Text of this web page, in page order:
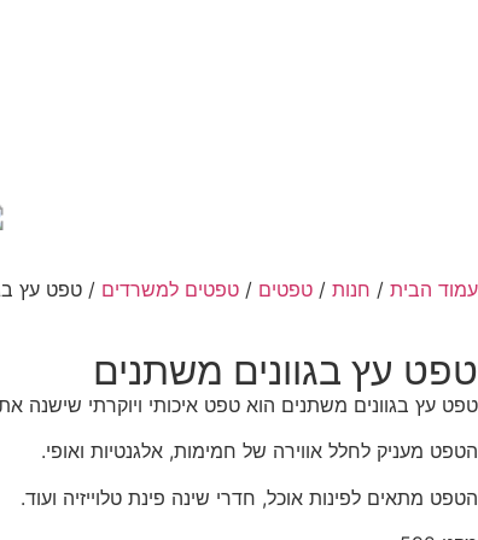
עמוד הבית / חנות / טפטים / טפטים למשרדים / טפט עץ
טפט עץ בגוונים משתנים
טפט עץ בגוונים משתנים הוא טפט איכותי ויוקרתי
הטפט מעניק לחלל אווירה של חמימות, אלגנטיות ואופי.
הטפט מתאים לפינות אוכל, חדרי שינה פינת טלוייזיה ועוד.